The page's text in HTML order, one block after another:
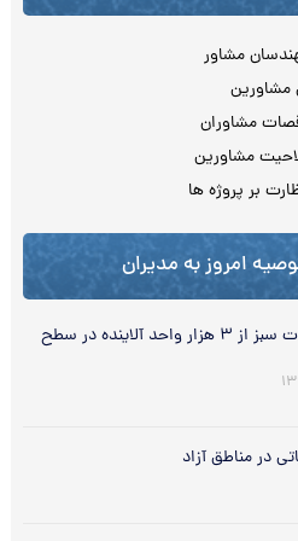
مشاور
مشاورین
مشاوران
مشاورین
بر پروژه ها
امروز به مدیران
دریافت مالیات سبز از ۳ هزار واحد آلاینده در سطح
در مناطق آزاد